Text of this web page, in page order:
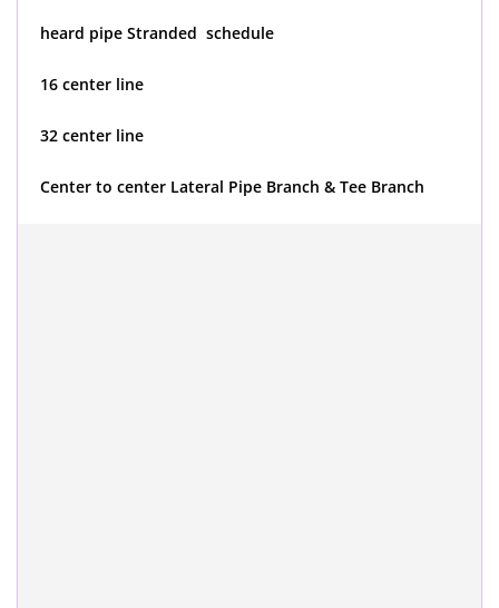
heard pipe Stranded schedule
16 center line
32 center line
Center to center Lateral Pipe Branch & Tee Branch